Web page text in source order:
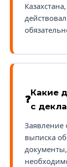
Какие
с
Заявление
выписка